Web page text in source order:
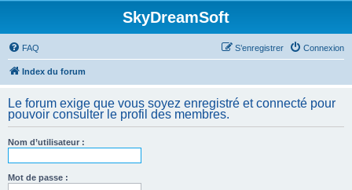
SkyDreamSoft
FAQ Connexion
S’enregistrer
Index du forum
Le forum exige que vous soyez enregistré et connecté pour
pouvoir consulter le profil des membres.
Nom d’utilisateur :
Mot de passe :